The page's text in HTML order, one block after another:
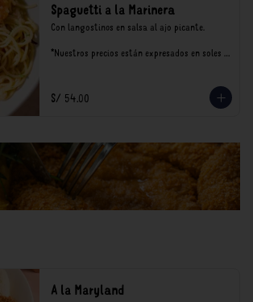
Spaguetti a la Marinera
Con langostinos en salsa al ajo picante.
*Nuestros precios están expresados en soles e
S/ 54.00
A la Maryland